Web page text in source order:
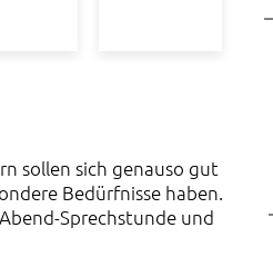
sollen sich genauso gut
Bedürfnisse haben.
Sprechstunde und